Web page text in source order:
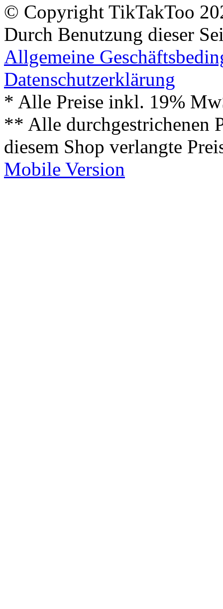
© Copyright TikTakToo
Durch Benutzung dieser
Allgemeine
Datenschutzerklärung
* Alle Preise inkl. 19%
** Alle durchgestrichenen
diesem Shop verlangte
Mobile Version